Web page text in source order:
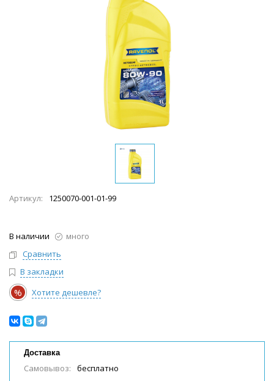
Артикул: 1250070-001-01-99
В наличии
много
Сравнить
В закладки
% Хотите дешевле?
Доставка
Самовывоз:
бесплатно